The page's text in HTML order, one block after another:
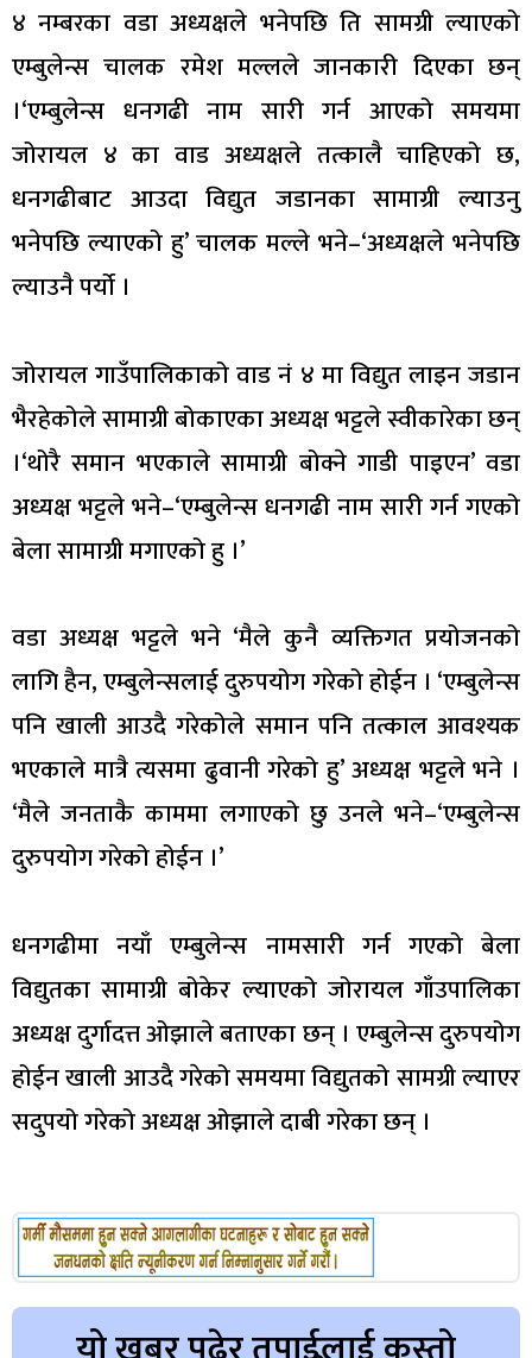
४ नम्बरका वडा अध्यक्षले भनेपछि ति सामग्री ल्याएको
एम्बुलेन्स चालक रमेश मल्लले जानकारी दिएका छन्
।‘एम्बुलेन्स धनगढी नाम सारी गर्न आएको समयमा
जोरायल ४ का वाड अध्यक्षले तत्कालै चाहिएको छ,
धनगढीबाट आउदा विद्युत जडानका सामाग्री ल्याउनु
भनेपछि ल्याएको हु’ चालक मल्ले भने–‘अध्यक्षले भनेपछि
ल्याउनै पर्यो ।
जोरायल गाउँपालिकाको वाड नं ४ मा विद्युत लाइन जडान
भैरहेकोले सामाग्री बोकाएका अध्यक्ष भट्टले स्वीकारेका छन्
।‘थोरै समान भएकाले सामाग्री बोक्ने गाडी पाइएन’ वडा
अध्यक्ष भट्टले भने–‘एम्बुलेन्स धनगढी नाम सारी गर्न गएको
बेला सामाग्री मगाएको हु ।’
वडा अध्यक्ष भट्टले भने ‘मैले कुनै व्यक्तिगत प्रयोजनको
लागि हैन, एम्बुलेन्सलाई दुरुपयोग गरेको होईन । ‘एम्बुलेन्स
पनि खाली आउदै गरेकोले समान पनि तत्काल आवश्यक
भएकाले मात्रै त्यसमा ढुवानी गरेको हु’ अध्यक्ष भट्टले भने ।
‘मैले जनताकै काममा लगाएको छु उनले भने–‘एम्बुलेन्स
दुरुपयोग गरेको होईन ।’
धनगढीमा नयाँ एम्बुलेन्स नामसारी गर्न गएको बेला
विद्युतका सामाग्री बोकेर ल्याएको जोरायल गाँउपालिका
अध्यक्ष दुर्गादत्त ओझाले बताएका छन् । एम्बुलेन्स दुरुपयोग
होईन खाली आउदै गरेको समयमा विद्युतको सामग्री ल्याएर
सदुपयो गरेको अध्यक्ष ओझाले दाबी गरेका छन् ।